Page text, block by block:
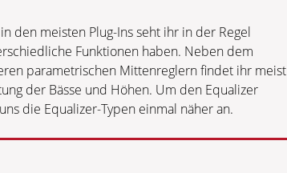
den meisten Plug-Ins seht ihr in der Regel
Funktionen haben. Neben dem
parametrischen Mittenreglern findet ihr meist
der Bässe und Höhen. Um den Equalizer
die Equalizer-Typen einmal näher an.